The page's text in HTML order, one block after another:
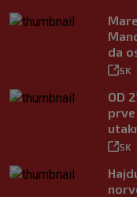
da
SK
OD
SK